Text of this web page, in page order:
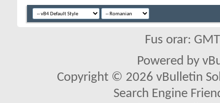
Fus orar:
Powered by
Copyright © 2026 vBulletin
Search Engine